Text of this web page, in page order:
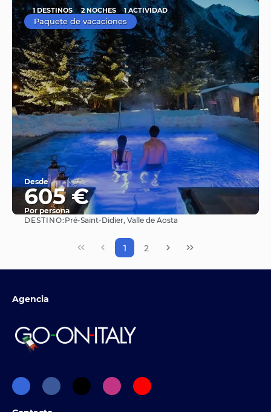
1 DESTINOS 2 NOCHES 1 ACTIVIDAD
Paquete de vacaciones
Desde
605 €
Por persona
DESTINO: Pré-Saint-Didier, Valle de Aosta
1 2
Agencia